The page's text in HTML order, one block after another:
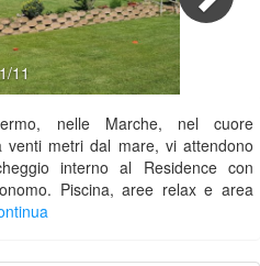
1/11
nelle Marche, nel cuore
venti metri dal mare, vi attendono
interno al Residence con
Piscina, aree relax e area